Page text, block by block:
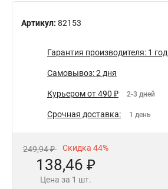
Артикул: 82153
Гарантия производителя: 1 год
Самовывоз: 2 дня
Курьером от 490 ₽ 2-3 дней
Срочная доставка: 1 день
249,94 ₽ Скидка 44%
138,46 ₽
Цена за 1 шт.